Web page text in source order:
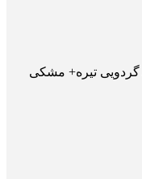
تیره+ مشکی